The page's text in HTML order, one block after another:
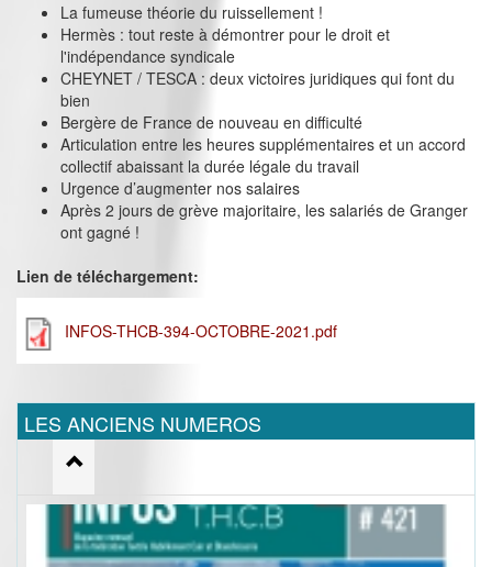
La fumeuse théorie du ruissellement !
Hermès : tout reste à démontrer pour le droit et
l'indépendance syndicale
CHEYNET / TESCA : deux victoires juridiques qui font du
bien
Bergère de France de nouveau en difficulté
Articulation entre les heures supplémentaires et un accord
collectif abaissant la durée légale du travail
Urgence d’augmenter nos salaires
Après 2 jours de grève majoritaire, les salariés de Granger
ont gagné !
Lien de téléchargement:
INFOS-THCB-394-OCTOBRE-2021.pdf
LES ANCIENS NUMEROS